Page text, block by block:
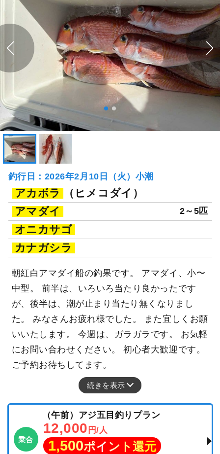
釣行日：2026年2月10日（火）小潮
アカボラ
（ヒメコダイ）
アマダイ
2～5匹
オニカサゴ
カナガシラ
朝紅白アマダイ船の釣果です。 アマダイ、小〜
中型。 前半は、いろいろ当たり良かったです
が、後半は、潮が止まり当たり無くなりまし
た。 みなさんお疲れ様でした。 また宜しくお願
いいたします。 今週は、ガラガラです。 お気軽
にお問い合わせください。 初心者大歓迎です。
ご予約お待ちしてます。
続きを表示
乗合
（午前）アジ五目釣りプラン
12,000 円/人
1,500ポイント還元